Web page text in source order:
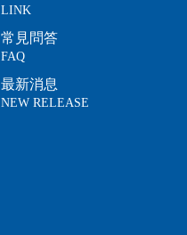
LINK
常見問答
FAQ
最新消息
NEW RELEASE